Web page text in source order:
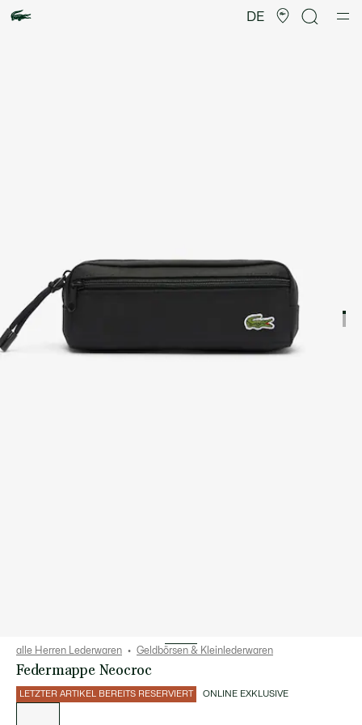
DE
alle Herren Lederwaren Geldbörsen & Kleinlederwaren
Federmappe Neocroc
LETZTER ARTIKEL BEREITS RESERVIERT ONLINE EXKLUSIVE